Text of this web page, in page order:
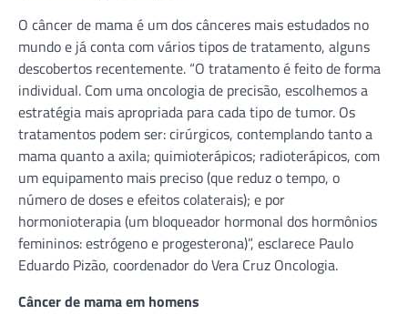
O câncer de mama é um dos cânceres mais estudados no
mundo e já conta com vários tipos de tratamento, alguns
descobertos recentemente. “O tratamento é feito de forma
individual. Com uma oncologia de precisão, escolhemos a
estratégia mais apropriada para cada tipo de tumor. Os
tratamentos podem ser: cirúrgicos, contemplando tanto a
mama quanto a axila; quimioterápicos; radioterápicos, com
um equipamento mais preciso (que reduz o tempo, o
número de doses e efeitos colaterais); e por
hormonioterapia (um bloqueador hormonal dos hormônios
femininos: estrógeno e progesterona)”, esclarece Paulo
Eduardo Pizão, coordenador do Vera Cruz Oncologia.
Câncer de mama em homens